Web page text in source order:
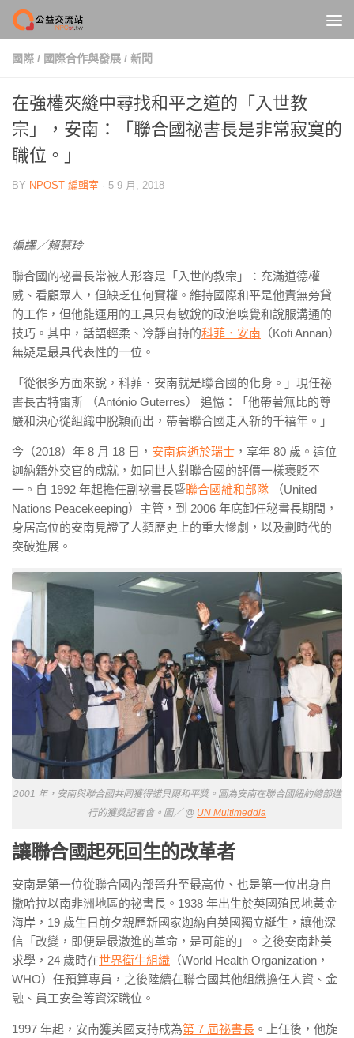
Skip to content
國際 / 國際合作與發展 / 新聞
在強權夾縫中尋找和平之道的「入世教
宗」，安南：「聯合國祕書長是非常寂寞的
職位。」
BY NPOST 編輯室 · 5 9 月, 2018
編譯／賴慧玲
聯合國的祕書長常被人形容是「入世的教宗」：充滿道德權
威、看顧眾人，但缺乏任何實權。維持國際和平是他責無旁貸
的工作，但他能運用的工具只有敏銳的政治嗅覺和說服溝通的
技巧。其中，話語輕柔、冷靜自持的科菲．安南 （Kofi Annan）
無疑是最具代表性的一位。
「從很多方面來說，科菲．安南就是聯合國的化身。」現任祕
書長古特雷斯 （António Guterres） 追憶：「他帶著無比的尊
嚴和決心從組織中脫穎而出，帶著聯合國走入新的千禧年。」
今（2018）年 8 月 18 日， 安南病逝於瑞士 ，享年 80 歲。這位
迦納籍外交官的成就，如同世人對聯合國的評價一樣褒貶不
一。自 1992 年起擔任副祕書長暨聯合國維和部隊
（United
Nations Peacekeeping）主管，到 2006 年底卸任秘書長期間，
身居高位的安南見證了人類歷史上的重大慘劇，以及劃時代的
突破進展。
2001 年，安南與聯合國共同獲得諾貝爾和平獎。圖為安南在聯合國紐約總部進
行的獲獎記者會。圖／ @ UN Multimeddia
讓聯合國起死回生的改革者
安南是第一位從聯合國內部晉升至最高位、也是第一位出身自
撒哈拉以南非洲地區的祕書長。1938 年出生於英國殖民地黃金
海岸，19 歲生日前夕親歷新國家迦納自英國獨立誕生，讓他深
信「改變，即便是最激進的革命，是可能的」。之後安南赴美
求學，24 歲時在世界衛生組織 （World Health Organization，
WHO）任預算專員，之後陸續在聯合國其他組織擔任人資、金
融、員工安全等資深職位。
1997 年起，安南獲美國支持成為第 7 屆祕書長 。上任後，他旋